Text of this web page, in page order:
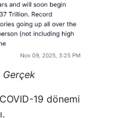
Gerçek
19 dönemi